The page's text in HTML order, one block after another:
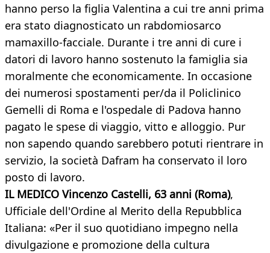
hanno perso la figlia Valentina a cui tre anni prima
era stato diagnosticato un rabdomiosarco
mamaxillo-facciale. Durante i tre anni di cure i
datori di lavoro hanno sostenuto la famiglia sia
moralmente che economicamente. In occasione
dei numerosi spostamenti per/da il Policlinico
Gemelli di Roma e l'ospedale di Padova hanno
pagato le spese di viaggio, vitto e alloggio. Pur
non sapendo quando sarebbero potuti rientrare in
servizio, la società Dafram ha conservato il loro
posto di lavoro.
IL MEDICO Vincenzo Castelli, 63 anni (Roma),
Ufficiale dell'Ordine al Merito della Repubblica
Italiana: «Per il suo quotidiano impegno nella
divulgazione e promozione della cultura